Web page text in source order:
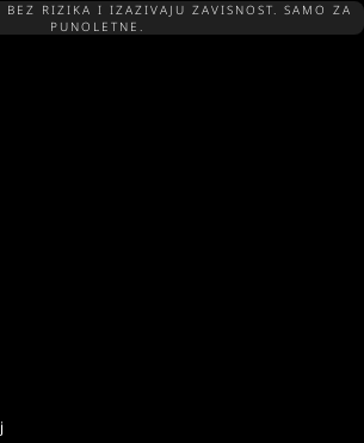
RIZIKA I IZAZIVAJU ZAVISNOST. SAMO ZA
PUNOLETNE.